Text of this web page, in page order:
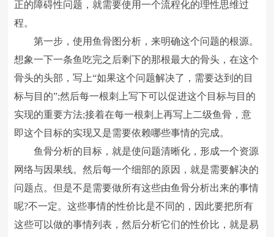
正的障碍性问题，就需要使用一个流程化的理性思维过
程。
第一步，使用鱼骨图分析，来明确这个问题的根源。
想象一下一条鱼吃完之后剩下的那根最大的骨头，在这个
骨头的头部，写上“如果这个问题解决了，需要达到的目
标与目的”;然后每一根刺上写下可以促进这个目标与目的
实现的重要方法;接着在每一根刺上再写上二级鱼骨，意
即这个目标的实现又是需要依赖哪些事情的完成。
鱼骨分析的目标，就是使问题清晰化，形成一个资源
网络与因果线。然后每一个细部的原因，就是需要解决的
问题点。但是不是需要做所有这些由鱼骨分析出来的事情
呢?不一定。这些事情的性价比是不同的，因此要把所有
这些可以做的事情列表，然后分析它们的性价比，就是易